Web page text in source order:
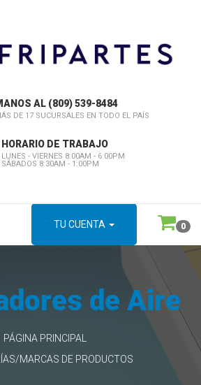
AL (809) 539-8484
DE 17 SUCURSALES EN TODO EL PAÍS
HORARIO DE TRABAJO
LUNES - VIERNES 8:00AM - 6:00PM
SÁBADOS 8:30AM - 1:00PM
TU CUENTA 0
de Aire
PÁGINA PRINCIPAL
MARCAS DE PRODUCTOS